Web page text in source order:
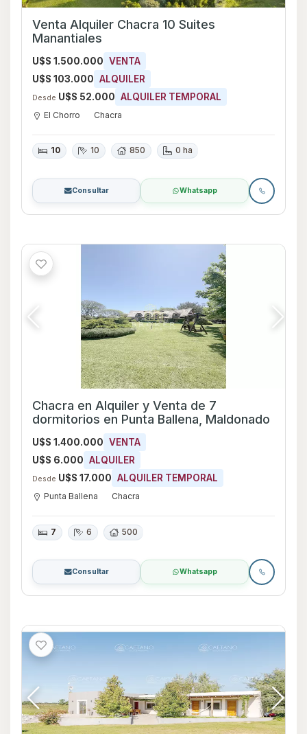
Venta Alquiler Chacra 10 Suites
Manantiales
U$S 1.500.000 VENTA
U$S 103.000 ALQUILER
Desde U$S 52.000 ALQUILER TEMPORAL
El Chorro Chacra
10 10 850 0 ha
Consultar Whatsapp
Chacra en Alquiler y Venta de 7
dormitorios en Punta Ballena, Maldonado
U$S 1.400.000 VENTA
U$S 6.000 ALQUILER
Desde U$S 17.000 ALQUILER TEMPORAL
Punta Ballena Chacra
7 6 500
Consultar Whatsapp